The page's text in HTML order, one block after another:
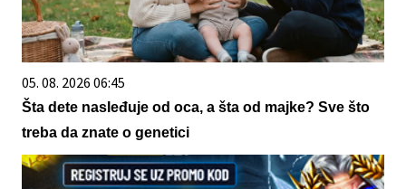
05. 08. 2026 06:45
Šta dete nasleđuje od oca, a šta od majke? Sve što
treba da znate o genetici